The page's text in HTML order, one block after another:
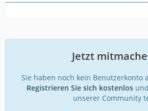
Jetzt
Sie haben noch kein Benutzerkonto
Registrieren Sie sich kostenlos
unserer Community